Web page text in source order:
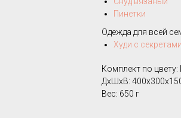
Пинетки
Одежда для всей
Худи с
Комплект по цвету:
ДxШxВ:
Вес: 650 г